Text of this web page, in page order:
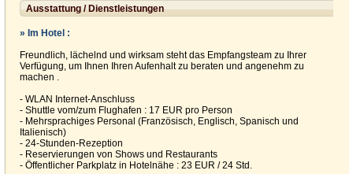
Ausstattung / Dienstleistungen
» Im Hotel :
Freundlich, lächelnd und wirksam steht das Empfangsteam zu Ihrer
Verfügung, um Ihnen Ihren Aufenhalt zu beraten und angenehm zu
machen .
- WLAN Internet-Anschluss
- Shuttle vom/zum Flughafen : 17 EUR pro Person
- Mehrsprachiges Personal (Französisch, Englisch, Spanisch und
Italienisch)
- 24-Stunden-Rezeption
- Reservierungen von Shows und Restaurants
- Öffentlicher Parkplatz in Hotelnähe : 23 EUR / 24 Std.